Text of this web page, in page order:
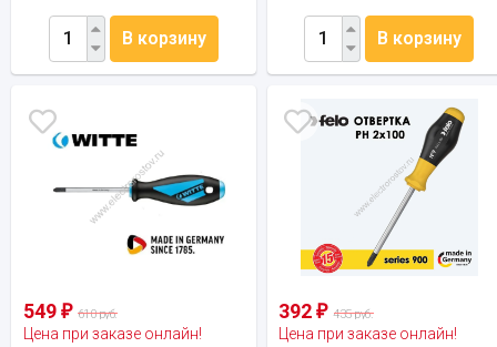
В корзину В корзину
549 ₽ 610 руб.
Цена при заказе онлайн!
392₽ 435 руб.
Цена при заказе онлайн!